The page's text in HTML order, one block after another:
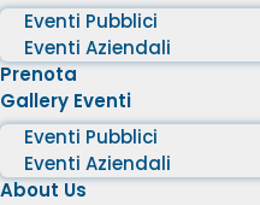
Eventi Pubblici
Eventi Aziendali
Prenota
Gallery Eventi
Eventi Pubblici
Eventi Aziendali
About Us